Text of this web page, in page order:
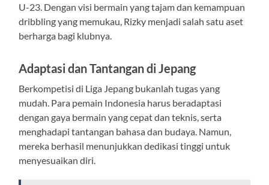
U-23. Dengan visi bermain yang tajam dan kemampuan
dribbling yang memukau, Rizky menjadi salah satu aset
berharga bagi klubnya.
Adaptasi dan Tantangan di Jepang
Berkompetisi di Liga Jepang bukanlah tugas yang
mudah. Para pemain Indonesia harus beradaptasi
dengan gaya bermain yang cepat dan teknis, serta
menghadapi tantangan bahasa dan budaya. Namun,
mereka berhasil menunjukkan dedikasi tinggi untuk
menyesuaikan diri.